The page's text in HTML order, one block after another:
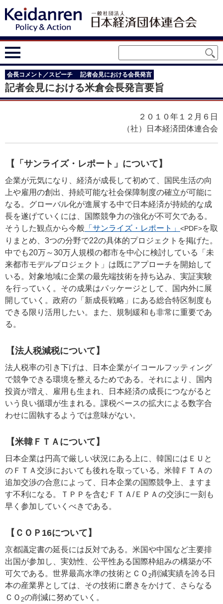
会長コメント／スピーチ 記者会見における会長発言
記者会見における米倉会長発言要旨
２０１０年１２月６日
（社）日本経済団体連合会
【「サンライズ・レポート」について】
企業が元気になり、経済が成長して初めて、国民生活の向
上や雇用の創出、持続可能な社会保障制度の確立が可能に
なる。グローバル化が進展する中で日本経済が持続的な成
長を遂げていくには、国際競争力の強化が不可欠である。
そうした観点から今般 「サンライズ・レポート」 <PDF>を取
りまとめ、3つの分野で22の具体的プロジェクトを掲げた。
中でも20万～30万人規模の都市を中心に検討している「未
来都市モデルプロジェクト」は既にアプローチを開始して
いる。対象地域に企業の最先端技術を持ち込み、実証実験
を行っていく。その成果はパッケージとして、国内外に展
開していく。政府の「新成長戦略」にある総合特区制度も
できる限り活用したい。また、規制緩和も非常に重要であ
る。
【法人税減税について】
法人税率の引き下げは、日本企業がイコールフッティング
で競争できる環境を整えるためである。それにより、国内
投資が増え、雇用も生まれ、日本経済の成長につながると
いう良い循環が生まれる。課税ベースの拡大による数字合
わせに固執するようでは意味がない。
【米韓ＦＴＡについて】
日本企業は円高で厳しい状況にある上に、韓国にはＥＵと
のＦＴＡ交渉においても後れを取っている。米韓ＦＴＡの
追加交渉の合意によって、日本企業の国際競争上、ますま
す不利になる。ＴＰＰを含むＦＴＡ/ＥＰＡの交渉に一刻も
早く参加していくべきである。
【ＣＯＰ16について】
京都議定書の延長には反対である。米国や中国など主要排
出国が参加し、実効性、公平性ある国際枠組みの構築が不
可欠である。世界最高水準の技術とＣＯ 2削減実績を誇る日
本の産業界としては、その技術に磨きをかけて、さらなる
ＣＯ 2の削減に努めていく。